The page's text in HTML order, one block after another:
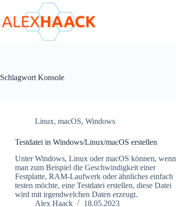
springen
Schlagwort Konsole
Linux, macOS, Windows
Testdatei in Windows/Linux/macOS erstellen
Unter Windows, Linux oder macOS können, wenn
man zum Beispiel die Geschwindigkeit einer
Festplatte, RAM-Laufwerk oder ähnliches einfach
testen möchte, eine Testdatei erstellen, diese Datei
wird mit irgendwelchen Daten erzeugt.
Alex Haack
18.05.2023